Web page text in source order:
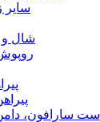
سایر
شال
ست سارافون،